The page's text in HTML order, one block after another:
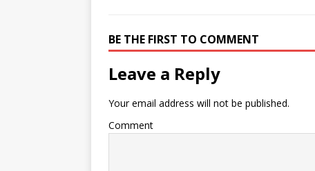
BE THE FIRST TO COMMENT
Leave a Reply
Your email address will not be published.
Comment